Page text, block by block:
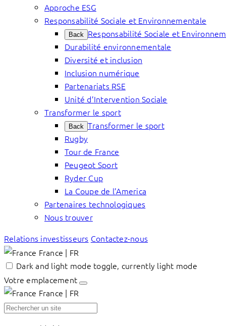
Approche ESG
Responsabilité Sociale et Environnementale
Back Responsabilité Sociale et
Durabilité environnementale
Diversité et inclusion
Inclusion numérique
Partenariats RSE
Unité d’Intervention Sociale
Transformer le sport
Back Transformer le sport
Rugby
Tour de France
Peugeot Sport
Ryder Cup
La Coupe de l’America
Partenaires technologiques
Nous trouver
Relations investisseurs Contactez-nous
France | FR
Dark and light mode toggle, currently light mode
Votre emplacement
France | FR